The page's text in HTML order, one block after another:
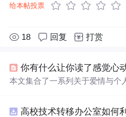
给本帖投票
18 回复 打赏
你有什么让你读了感觉心
本文集合了一系列关于爱情与个